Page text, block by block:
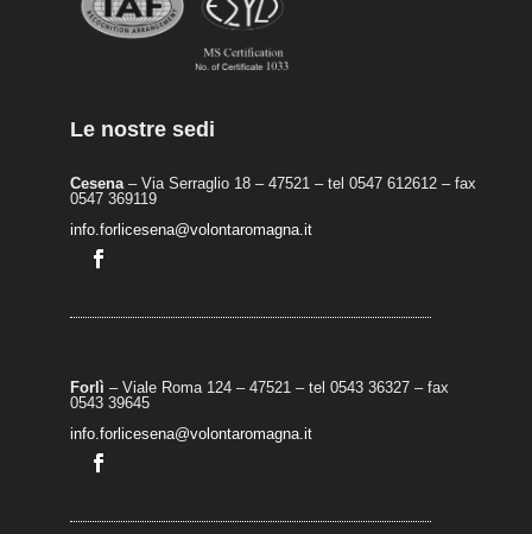
Le nostre sedi
Cesena– Via Serraglio 18 – 47521 – tel 0547 612612 – fax
0547 369119
info.forlicesena@volontaromagna.it
Forlì – Viale Roma 124 – 47521 – tel 0543 36327 – fax
0543 39645
info.forlicesena@volontaromagna.it